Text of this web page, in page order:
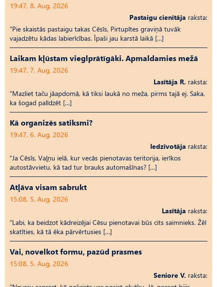
19:47, 8. Aug, 2026
Pastaigu cienītāja raksta:
“Pie skaistās pastaigu takas Cēsīs, Pirtupītes graviņā tuvāk
vajadzētu kādas labierīcības. Īpaši jau karstā laikā […]
Laikam kļūstam vieglprātīgāki. Apmaldamies mežā
19:47, 7. Aug, 2026
Lasītāja R. raksta:
“Mazliet taču jāapdomā, kā tiksi laukā no meža, pirms tajā ej. Saka,
ka šogad palīdzēt […]
Kā organizēs satiksmi?
19:47, 6. Aug, 2026
Iedzīvotāja raksta:
“Ja Cēsīs, Vaļņu ielā, kur vecās pienotavas teritorija, ierīkos
autostāvvietu, kā tad tur brauks automašīnas? […]
Atļāva visam sabrukt
15:08, 5. Aug, 2026
Lasītāja raksta:
“Labi, ka beidzot kādreizējai Cēsu pienotavai būs cits saimnieks. Žēl
skatīties, kā tā ēka pārvērtusies […]
Vai, novelkot formu, pazūd prasmes
15:08, 5. Aug, 2026
Seniore V. raksta: